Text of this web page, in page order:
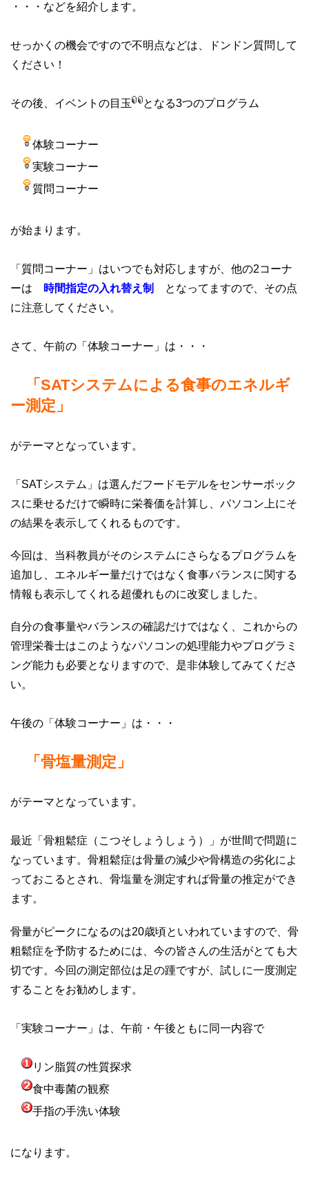
・・・などを紹介します。
せっかくの機会ですので不明点などは、ドンドン質問して
ください！
その後、イベントの目玉 となる3つのプログラム
体験コーナー
実験コーナー
質問コーナー
が始まります。
「質問コーナー」はいつでも対応しますが、他の2コーナ
ーは
時間指定の入れ替え制
となってますので、その点
に注意してください。
さて、午前の「体験コーナー」は・・・
「SATシステムによる食事のエネルギ
ー測定」
がテーマとなっています。
「SATシステム」は選んだフードモデルをセンサーボック
スに乗せるだけで瞬時に栄養価を計算し、パソコン上にそ
の結果を表示してくれるものです。
今回は、当科教員がそのシステムにさらなるプログラムを
追加し、エネルギー量だけではなく食事バランスに関する
情報も表示してくれる超優れものに改変しました。
自分の食事量やバランスの確認だけではなく、これからの
管理栄養士はこのようなパソコンの処理能力やプログラミ
ング能力も必要となりますので、是非体験してみてくださ
い。
午後の「体験コーナー」は・・・
「骨塩量測定」
がテーマとなっています。
最近「骨粗鬆症（こつそしょうしょう）」が世間で問題に
なっています。骨粗鬆症は骨量の減少や骨構造の劣化によ
っておこるとされ、骨塩量を測定すれば骨量の推定ができ
ます。
骨量がピークになるのは20歳頃といわれていますので、骨
粗鬆症を予防するためには、今の皆さんの生活がとても大
切です。今回の測定部位は足の踵ですが、試しに一度測定
することをお勧めします。
「実験コーナー」は、午前・午後ともに同一内容で
リン脂質の性質探求
食中毒菌の観察
手指の手洗い体験
になります。